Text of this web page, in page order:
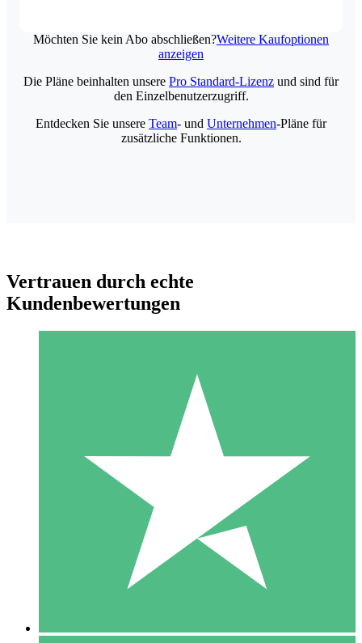
Möchten Sie kein Abo abschließen?Weitere Kaufoptionen
anzeigen
Individuelle Credit-Pakete
Zahlen Sie nach Bedarf mit Download-Credits. Keine
monatliche Verpflichtung erforderlich.
10 00
Die Pläne beinhalten unsere Pro Standard-Lizenz und sind für
den Einzelbenutzerzugriff.
Entdecken Sie unsere Team- und Unternehmen-Pläne für
zusätzliche Funktionen.
Vertrauen durch echte
Kundenbewertungen